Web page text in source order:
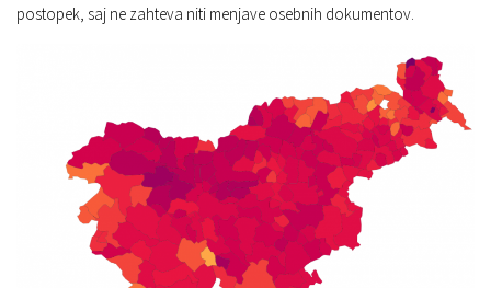
postopek, saj ne zahteva niti menjave osebnih dokumentov.